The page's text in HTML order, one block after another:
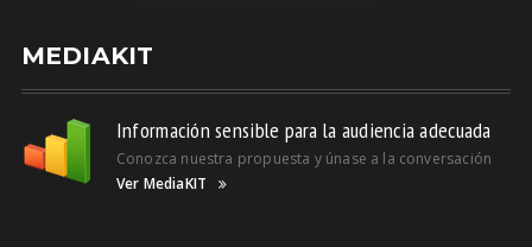
MEDIAKIT
Información sensible para la audiencia adecuada
Conozca nuestra propuesta y únase a la conversación
Ver MediaKIT